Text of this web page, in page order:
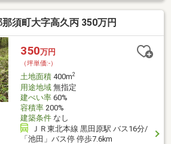
須町大字高久丙 350万円
350万円
（坪単価:-）
土地面積400m2
用途地域無指定
建ぺい率60%
容積率200%
建築条件なし
ＪＲ東北本線 黒田原駅 バス16分/
「池田」バス停 停歩7.6km